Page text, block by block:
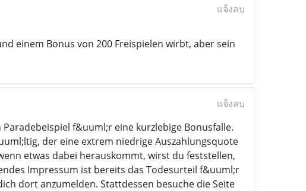
แจ้งลบ
einem Bonus von 200 Freispielen wirbt, aber sein
แจ้งลบ
f&uuml;r eine kurzlebige Bonusfalle.
der eine extrem niedrige Auszahlungsquote
etwas dabei herauskommt, wirst du feststellen,
Impressum ist bereits das Todesurteil f&uuml;r
dort anzumelden. Stattdessen besuche die Seite